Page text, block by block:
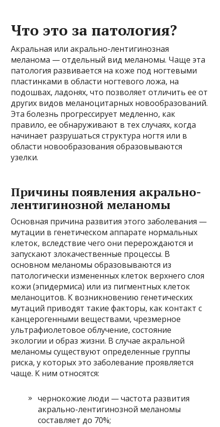
Что это за патология?
Акральная или акрально-лентигинозная
меланома — отдельный вид меланомы. Чаще эта
патология развивается на коже под ногтевыми
пластинками в области ногтевого ложа, на
подошвах, ладонях, что позволяет отличить ее от
других видов меланоцитарных новообразований.
Эта болезнь прогрессирует медленно, как
правило, ее обнаруживают в тех случаях, когда
начинает разрушаться структура ногтя или в
области новообразования образовываются
узелки.
Причины появления акрально-
лентигинозной меланомы
Основная причина развития этого заболевания —
мутации в генетическом аппарате нормальных
клеток, вследствие чего они перерождаются и
запускают злокачественные процессы. В
основном меланомы образовываются из
патологически измененных клеток верхнего слоя
кожи (эпидермиса) или из пигментных клеток
меланоцитов. К возникновению генетических
мутаций приводят такие факторы, как контакт с
канцерогенными веществами, чрезмерное
ультрафиолетовое облучение, состояние
экологии и образ жизни. В случае акральной
меланомы существуют определенные группы
риска, у которых это заболевание проявляется
чаще. К ним относятся:
чернокожие люди — частота развития
акрально-лентигинозной меланомы
составляет до 70%;